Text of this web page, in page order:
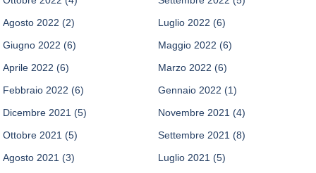
Agosto 2022 (2) Luglio 2022 (6)
Giugno 2022 (6) Maggio 2022 (6)
Aprile 2022 (6) Marzo 2022 (6)
Febbraio 2022 (6) Gennaio 2022 (1)
Dicembre 2021 (5) Novembre 2021 (4)
Ottobre 2021 (5) Settembre 2021 (8)
Agosto 2021 (3) Luglio 2021 (5)